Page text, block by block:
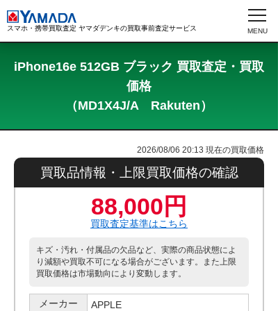
スマホ・携帯買取査定 ヤマダデンキの買取事前査定サービス
iPhone16e 512GB ブラック 買取査定・買取
価格
（MD1X4J/A Rakuten）
2026/08/06 20:13 現在の買取価格
買取品情報・上限買取価格の確認
88,000円
買取査定基準はこちら
キズ・汚れ・付属品の欠品など、実際の商品状態によ
り減額や買取不可になる場合がございます。また上限
買取価格は市場動向により変動します。
メーカー
APPLE